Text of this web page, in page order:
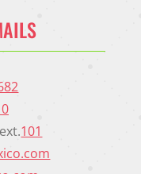
101